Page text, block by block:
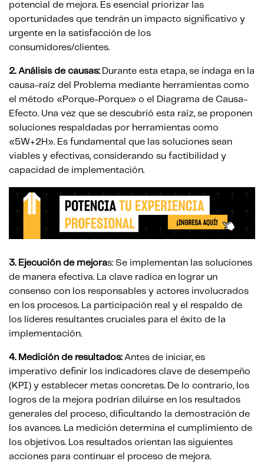
potencial de mejora. Es esencial priorizar las
oportunidades que tendrán un impacto significativo y
urgente en la satisfacción de los
consumidores/clientes.
2. Análisis de causas: Durante esta etapa, se indaga en la
causa-raíz del Problema mediante herramientas como
el método «Porque-Porque» o el Diagrama de Causa-
Efecto. Una vez que se descubrió esta raíz, se proponen
soluciones respaldadas por herramientas como
«5W+2H». Es fundamental que las soluciones sean
viables y efectivas, considerando su factibilidad y
capacidad de implementación.
3. Ejecución de mejoras: Se implementan las soluciones
de manera efectiva. La clave radica en lograr un
consenso con los responsables y actores involucrados
en los procesos. La participación real y el respaldo de
los líderes resultantes cruciales para el éxito de la
implementación.
4. Medición de resultados:Antes de iniciar, es
imperativo definir los indicadores clave de desempeño
(KPI) y establecer metas concretas. De lo contrario, los
logros de la mejora podrían diluirse en los resultados
generales del proceso, dificultando la demostración de
los avances. La medición determina el cumplimiento de
los objetivos. Los resultados orientan las siguientes
acciones para continuar el proceso de mejora.